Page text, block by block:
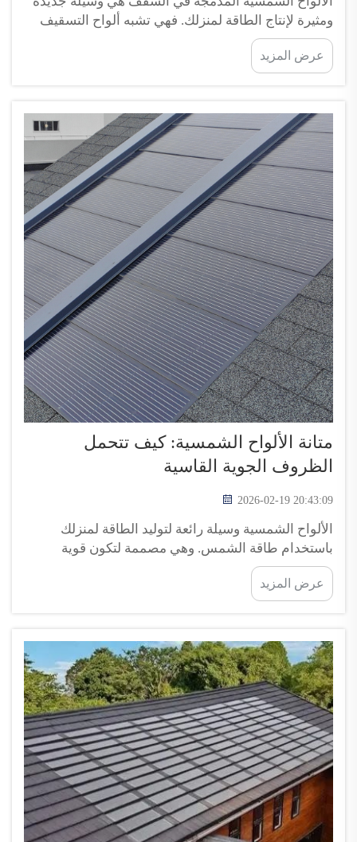
ومثيرة لإنتاج الطاقة لمنزلك. فهي تشبه ألواح التسقيف
العادية من حيث المظهر، لكنها تمتص أشعة الشمس
وتحولها إلى كهرباء. وباستخدام هذه الألواح الشمسية،
يمكنك أن تصبح أكثر استقلالًا في مجال الطاقة. وهذا يعني
عرض المزيد
متانة الألواح الشمسية: كيف تتحمل
الظروف الجوية القاسية
2026-02-19 20:43:09
الألواح الشمسية وسيلة رائعة لتوليد الطاقة لمنزلك
باستخدام طاقة الشمس. وهي مصممة لتكون قوية
ويمكنها التحمل في الأحوال الجوية السيئة مثل الأمطار
الغزيرة والرياح العاتية وحتى البرَد. وهذا يجعلها خيارًا ذكيًّا
للعديد من أصحاب المنازل. الألواح الشمسية من شركة
عرض المزيد